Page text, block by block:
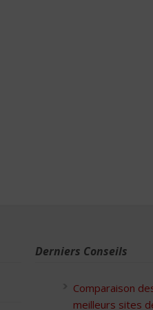
Derniers Conseils
Comparaison
meilleurs sites